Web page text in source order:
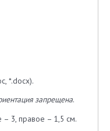
*.docx).
запрещена.
3, правое – 1,5 см.